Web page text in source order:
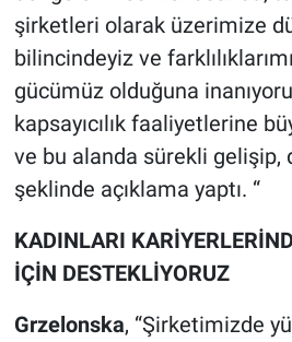
şirketleri olarak üzerimize
bilincindeyiz ve
gücümüz olduğuna
kapsayıcılık faaliyetlerine
ve bu alanda sürekli gelişip,
şeklinde açıklama yaptı. “
KADINLARI
İÇİN DESTEKLİYORUZ
Grzelonska, “Şirketimizde